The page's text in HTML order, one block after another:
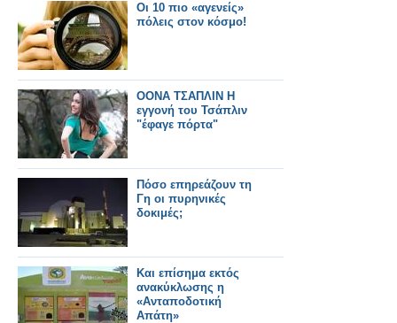
Οι 10 πιο «αγενείς»
πόλεις στον κόσμο!
ΟΟΝΑ ΤΣΑΠΛΙΝ Η
εγγονή του Τσάπλιν
"έφαγε πόρτα"
Πόσο επηρεάζουν τη
Γη οι πυρηνικές
δοκιμές;
Και επίσημα εκτός
ανακύκλωσης η
«Ανταποδοτική
Aπάτη»